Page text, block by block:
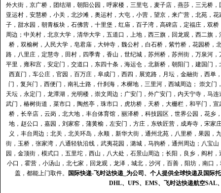
外大街，京广桥，团结湖，朝阳公园，呼家楼，三里屯，麦子店，燕莎，三元桥
亚运村，安慧桥，小关，北沙滩，奥运村，大屯，小营，望京，来广营，北苑，
子，甜水园，朝青板块，石佛营，十里堡，红庙，百子湾，高碑店，定福庄，双
周边；中关村，北京大学，清华大学，五道口，上地，西三旗，回龙观，西二旗
桥，双榆树，人民大学，皂君庙，大钟寺，魏公村，白石桥，紫竹桥，花园桥
路，八里庄，定慧寺，田村，四季青，香山，世纪城，苏州桥，苏州街，万泉河
平里，雍和宫，安定门，交道口，东四十条，海运仓，北新桥，朝阳门，建国门
西直门，车公庄，官园，百万庄，阜成门，西四，展览路，月坛，金融街，西
门，复兴门，西便门，南礼士路，什刹海，木樨地，三里河，西城周边； 崇文
天坛，永定门，龙潭湖，光明楼，崇文周边；广安门，外广安门，内天宁寺，马
武门，椿树街道，菜市口，陶然亭，珠市口，虎坊桥，天桥，大栅栏，和平门，
桥，长辛店，云岗，北大地，丰台体育馆，丽泽桥，科技园区，世界公园，花
地，赵公口，嘉园，刘家窑，蒲黄榆，左安门，方庄，东铁匠营，成寿寺，宋
义，丰台周边；北关，北关环岛，永顺，新华大街，通州北苑，八里桥，果园
街，玉桥，张家湾，八通轻轨沿线，武夷花园，潞城，马驹桥，通州周边；八宝
园，金顶街，模式口，五里坨，西山，八大处，石景山周边；长阳，良乡，阎村
小口，霍营，小汤山，北七家，回龙观，龙泽，城北，沙河，百善，阳坊，南口
盖，都能上门取件。
国际快递-飞时达快递_为公司、个人提供全球快递及国际
DHL、 UPS、 EMS、 飞时达快递航空SAL